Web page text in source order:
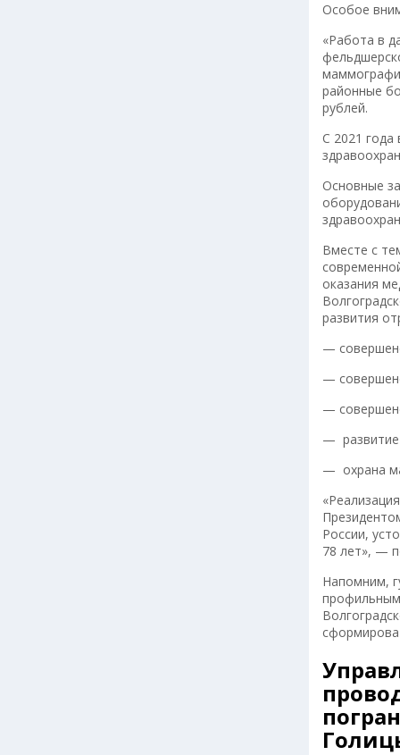
Особое
«Работа в
районные
рублей.
С 2021 года
Основные
Вместе с
оказания
развития
—
—
—
— развитие
— охрана
России,
78 лет», —
Напомним,
профильным